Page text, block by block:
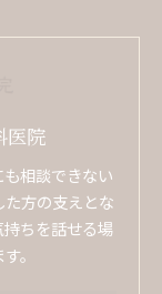
医院
相談できない
方の支えとな
ちを話せる場
。